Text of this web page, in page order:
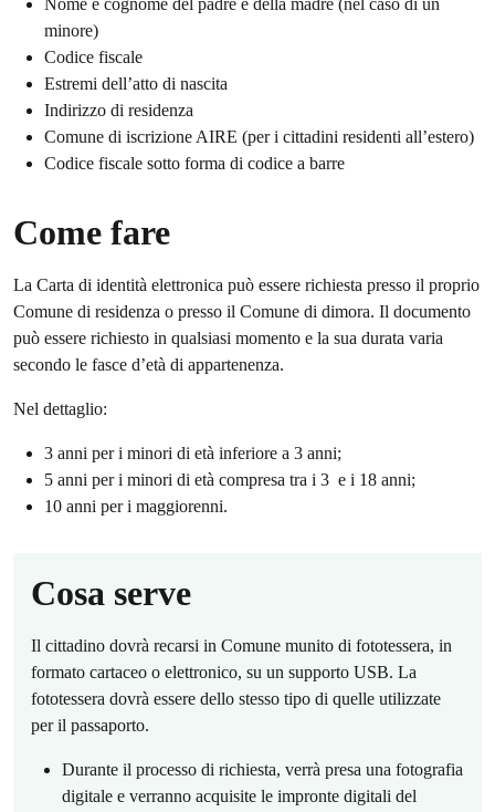
Nome e cognome del padre e della madre (nel caso di un
minore)
Codice fiscale
Estremi dell’atto di nascita
Indirizzo di residenza
Comune di iscrizione AIRE (per i cittadini residenti all’estero)
Codice fiscale sotto forma di codice a barre
Come fare
La Carta di identità elettronica può essere richiesta presso il proprio
Comune di residenza o presso il Comune di dimora. Il documento
può essere richiesto in qualsiasi momento e la sua durata varia
secondo le fasce d’età di appartenenza.
Nel dettaglio:
3 anni per i minori di età inferiore a 3 anni;
5 anni per i minori di età compresa tra i 3 e i 18 anni;
10 anni per i maggiorenni.
Cosa serve
Il cittadino dovrà recarsi in Comune munito di fototessera, in
formato cartaceo o elettronico, su un supporto USB. La
fototessera dovrà essere dello stesso tipo di quelle utilizzate
per il passaporto.
Durante il processo di richiesta, verrà presa una fotografia
digitale e verranno acquisite le impronte digitali del